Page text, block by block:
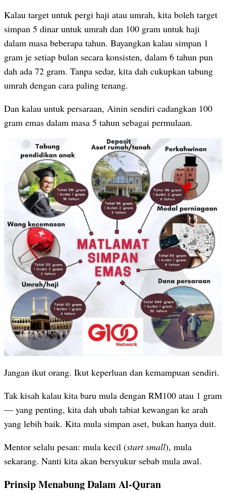
Kalau target untuk pergi haji atau umrah, kita boleh target
simpan 5 dinar untuk umrah dan 100 gram untuk haji
dalam masa beberapa tahun. Bayangkan kalau simpan 1
gram je setiap bulan secara konsisten, dalam 6 tahun pun
dah ada 72 gram. Tanpa sedar, kita dah cukupkan tabung
umrah dengan cara paling tenang.
Dan kalau untuk persaraan, Ainin sendiri cadangkan 100
gram emas dalam masa 5 tahun sebagai permulaan.
Jangan ikut orang. Ikut keperluan dan kemampuan sendiri.
Tak kisah kalau kita baru mula dengan RM100 atau 1 gram
— yang penting, kita dah ubah tabiat kewangan ke arah
yang lebih baik. Kita mula simpan aset, bukan hanya duit.
Mentor selalu pesan: mula kecil (start small), mula
sekarang. Nanti kita akan bersyukur sebab mula awal.
Prinsip Menabung Dalam Al-Quran